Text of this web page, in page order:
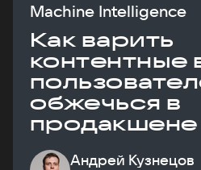
Machine Intelligence
Как варить
контентные
обжечься в
продакшене
Андрей Кузнецов